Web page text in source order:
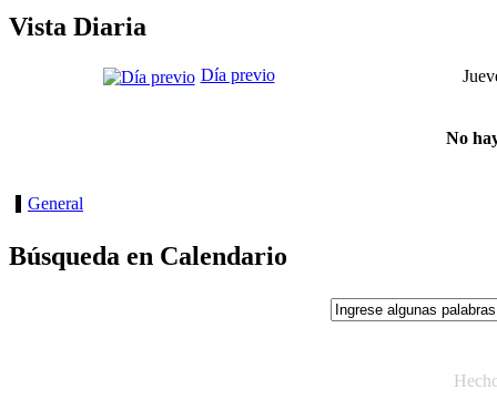
Vista Diaria
Día previo
No
General
Búsqueda en Calendario